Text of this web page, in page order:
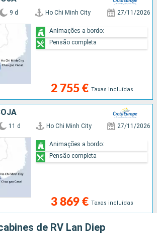
9 d Ho Chi Minh City 27/11/2026
2 755 € Taxas incluídas
Animações a bordo:
Pensão completa
11 d Ho Chi Minh City 27/11/2026
3 869 € Taxas incluídas
Animações a bordo:
Pensão completa
de RV Lan Diep